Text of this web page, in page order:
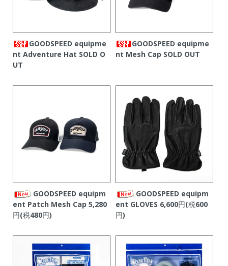
GOODSPEED equipme
nt Adventure Hat SOLD O
UT
GOODSPEED equipme
nt Mesh Cap SOLD OUT
GOODSPEED equipm
ent Patch Mesh Cap 5,280
円(税480円)
GOODSPEED equipm
ent GLOVES 6,600円(税600
円)